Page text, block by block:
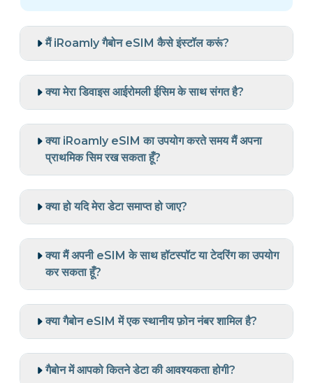
मैं iRoamly गैबोन eSIM कैसे इंस्टॉल करूं?
क्या मेरा डिवाइस आईरोमली ईसिम के साथ संगत है?
क्या iRoamly eSIM का उपयोग करते समय मैं अपना
प्राथमिक सिम रख सकता हूँ?
क्या हो यदि मेरा डेटा समाप्त हो जाए?
क्या मैं अपनी eSIM के साथ हॉटस्पॉट या टेदरिंग का उपयोग
कर सकता हूँ?
क्या गैबोन eSIM में एक स्थानीय फ़ोन नंबर शामिल है?
गैबोन में आपको कितने डेटा की आवश्यकता होगी?